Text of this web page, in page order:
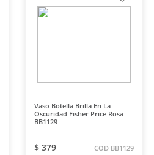
Vaso Botella Brilla En La
Oscuridad Fisher Price Rosa
BB1129
$ 379 COD BB1129